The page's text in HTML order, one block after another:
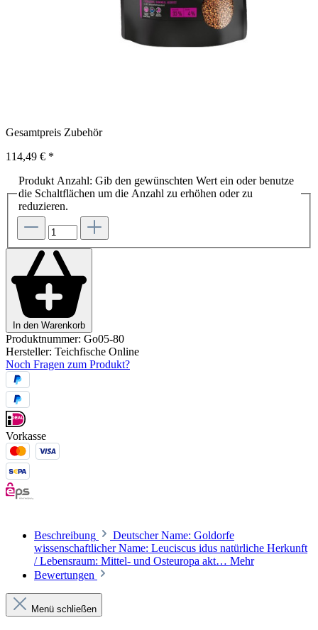
Gesamtpreis Zubehör
114,49 € *
Produkt Anzahl: Gib den gewünschten Wert ein oder benutze
die Schaltflächen um die Anzahl zu erhöhen oder zu
reduzieren.
In den Warenkorb
Produktnummer: Go05-80
Hersteller: Teichfische Online
Noch Fragen zum Produkt?
Vorkasse
Beschreibung
Deutscher Name: Goldorfe
wissenschaftlicher Name: Leuciscus idus natürliche Herkunft
/ Lebensraum: Mittel- und Osteuropa akt… Mehr
Bewertungen
Menü schließen